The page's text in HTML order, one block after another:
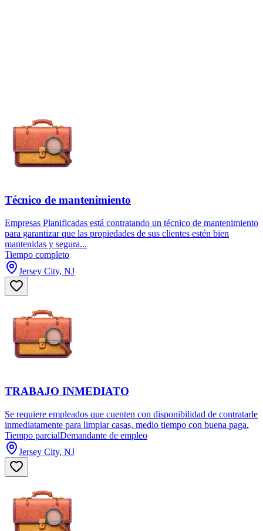
Técnico de mantenimiento
Empresas Planificadas está contratando un técnico de mantenimiento
para garantizar que las propiedades de sus clientes estén bien
mantenidas y segura...
Tiempo completo
Jersey City, NJ
TRABAJO INMEDIATO
Se requiere empleados que cuenten con disponibilidad de contratarle
inmediatamente para limpiar casas, medio tiempo con buena paga.
Tiempo parcialDemandante de empleo
Jersey City, NJ